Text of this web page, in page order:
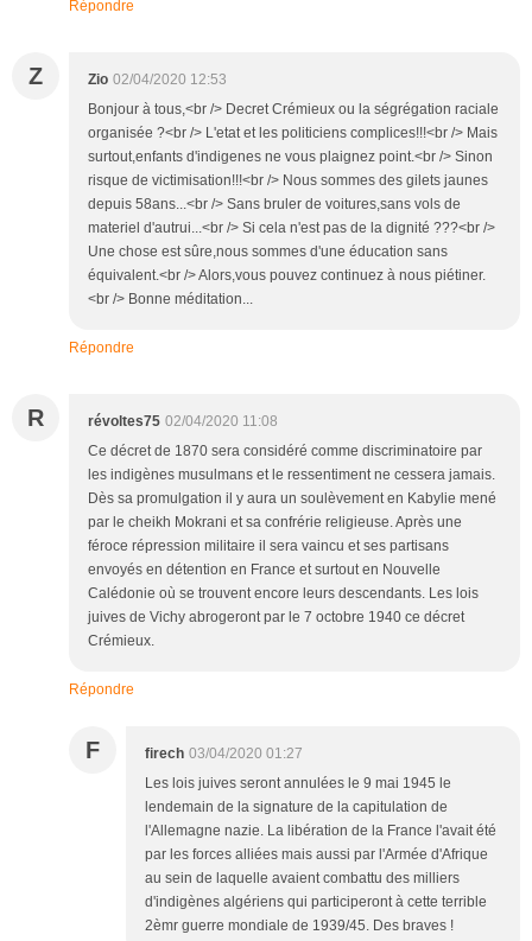
Répondre
Z Zio 02/04/2020 12:53
Bonjour à tous,<br /> Decret Crémieux ou la ségrégation raciale
organisée ?<br /> L'etat et les politiciens complices!!!<br /> Mais
surtout,enfants d'indigenes ne vous plaignez point.<br /> Sinon
risque de victimisation!!!<br /> Nous sommes des gilets jaunes
depuis 58ans...<br /> Sans bruler de voitures,sans vols de
materiel d'autrui...<br /> Si cela n'est pas de la dignité ???<br />
Une chose est sûre,nous sommes d'une éducation sans
équivalent.<br /> Alors,vous pouvez continuez à nous piétiner.
<br /> Bonne méditation...
Répondre
R révoltes75 02/04/2020 11:08
Ce décret de 1870 sera considéré comme discriminatoire par
les indigènes musulmans et le ressentiment ne cessera jamais.
Dès sa promulgation il y aura un soulèvement en Kabylie mené
par le cheikh Mokrani et sa confrérie religieuse. Après une
féroce répression militaire il sera vaincu et ses partisans
envoyés en détention en France et surtout en Nouvelle
Calédonie où se trouvent encore leurs descendants. Les lois
juives de Vichy abrogeront par le 7 octobre 1940 ce décret
Crémieux.
Répondre
F firech 03/04/2020 01:27
Les lois juives seront annulées le 9 mai 1945 le
lendemain de la signature de la capitulation de
l'Allemagne nazie. La libération de la France l'avait été
par les forces alliées mais aussi par l'Armée d'Afrique
au sein de laquelle avaient combattu des milliers
d'indigènes algériens qui participeront à cette terrible
2èmr guerre mondiale de 1939/45. Des braves !